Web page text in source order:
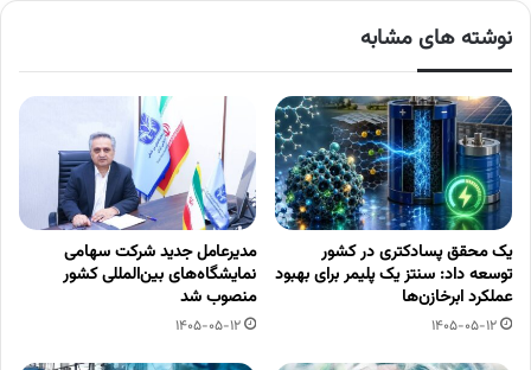
نوشته های مشابه
یک محقق پسادکتری در کشور
توسعه داد: سنتز یک پلیمر برای بهبود
عملکرد ابرخازن‌ها
1405-05-12
مدیرعامل جدید شرکت سهامی
نمایشگاه‌های بین‌المللی کشور
منصوب شد
1405-05-12